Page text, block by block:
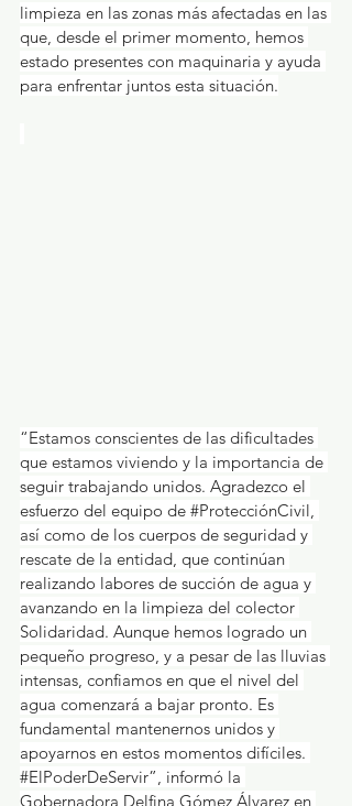
limpieza en las zonas más afectadas en las
que, desde el primer momento, hemos
estado presentes con maquinaria y ayuda
para enfrentar juntos esta situación.
“Estamos conscientes de las dificultades
que estamos viviendo y la importancia de
seguir trabajando unidos. Agradezco el
esfuerzo del equipo de #ProtecciónCivil,
así como de los cuerpos de seguridad y
rescate de la entidad, que continúan
realizando labores de succión de agua y
avanzando en la limpieza del colector
Solidaridad. Aunque hemos logrado un
pequeño progreso, y a pesar de las lluvias
intensas, confiamos en que el nivel del
agua comenzará a bajar pronto. Es
fundamental mantenernos unidos y
apoyarnos en estos momentos difíciles.
#ElPoderDeServir”, informó la
Gobernadora Delfina Gómez Álvarez en